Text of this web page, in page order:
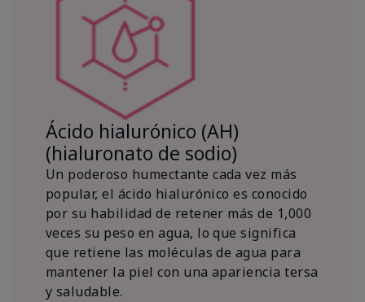
Ácido hialurónico (AH)
(hialuronato de sodio)
Un poderoso humectante cada vez más
popular, el ácido hialurónico es conocido
por su habilidad de retener más de 1,000
veces su peso en agua, lo que significa
que retiene las moléculas de agua para
mantener la piel con una apariencia tersa
y saludable.